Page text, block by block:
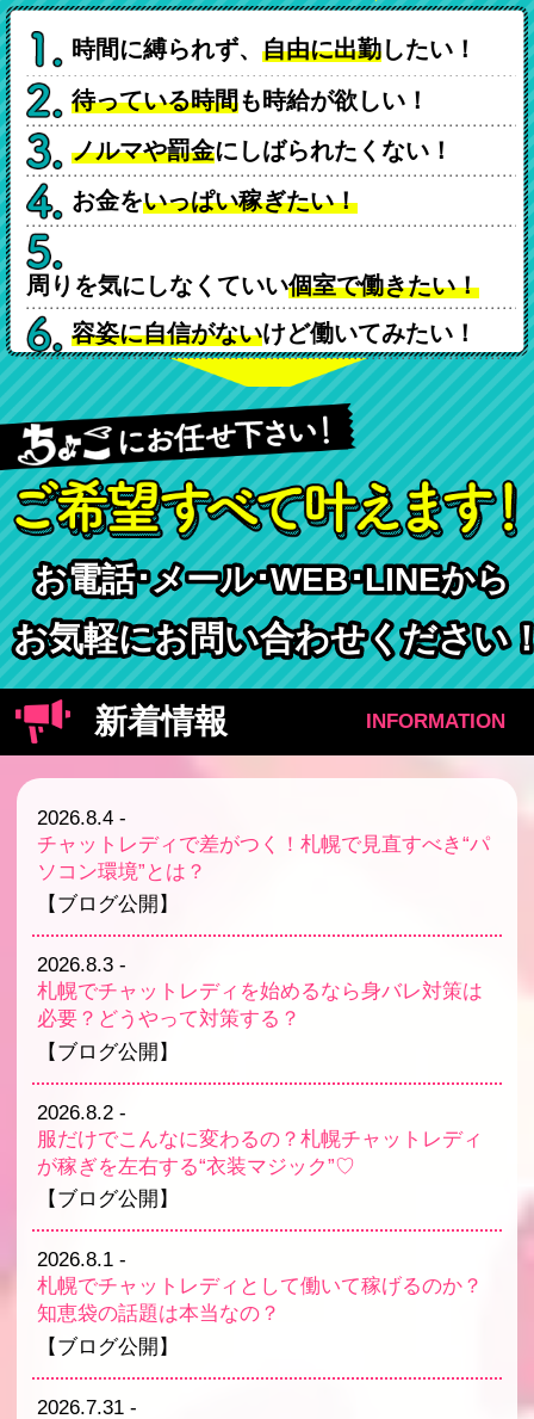
時間に縛られず、自由に出勤したい！
待っている時間も時給が欲しい！
ノルマや罰金にしばられたくない！
お金をいっぱい稼ぎたい！
周りを気にしなくていい個室で働きたい！
容姿に自信がないけど働いてみたい！
お電話･メール･WEB･LINEから
お電話･メール･WEB･LINEから
お気軽にお問い合わせください
お気軽にお問い合わせください
新着情報 INFORMATION
2026.8.4-
チャットレディで差がつく！札幌で見直すべき“パ
ソコン環境”とは？
【ブログ公開】
2026.8.3-
札幌でチャットレディを始めるなら身バレ対策は
必要？どうやって対策する？
【ブログ公開】
2026.8.2-
服だけでこんなに変わるの？札幌チャットレディ
が稼ぎを左右する“衣装マジック”♡
【ブログ公開】
2026.8.1-
札幌でチャットレディとして働いて稼げるのか？
知恵袋の話題は本当なの？
【ブログ公開】
2026.7.31-